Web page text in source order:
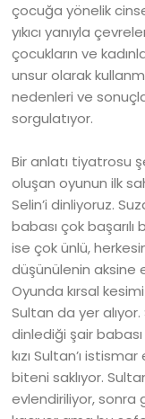
çocuğa yönelik
yıkıcı yanıyla
çocukların ve
unsur olarak
nedenleri ve
sorgulatıyor.
Bir anlatı tiyatrosu
oluşan oyunun ilk
Selin’i dinliyoruz.
babası çok başarılı
ise çok ünlü,
düşünülenin aksine
Oyunda kırsal
Sultan da yer alıyor.
dinlediği şair babası
kızı Sultan’ı
biteni saklıyor.
evlendiriliyor, sonra